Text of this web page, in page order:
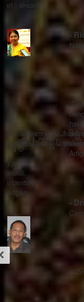
- Rio Bimo
Narasumber
"Dengan adanya
dengan tema
hal khusus cara
eding, seorang
memimpin harus
Adiguna"
- Drs. Warsidi
Camat Kokap,